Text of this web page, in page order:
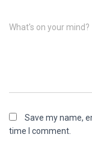
What's on your mind?
Save my name,
time I comment.